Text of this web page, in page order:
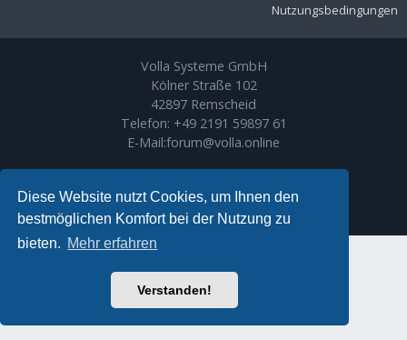
Diese Website nutzt Cookies, um Ihnen den
bestmöglichen Komfort bei der Nutzung zu
bieten. Mehr erfahren
Verstanden!
Nutzungsbedingungen
Volla Systeme GmbH
Kölner Straße 102
42897 Remscheid
Telefon: +49 2191 59897 61
E-Mail:forum@volla.online
Ariki Theme byGramziu